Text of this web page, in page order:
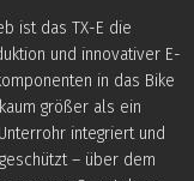
ist das TX-E die
und innovativer E-
in das Bike
größer als ein
integriert und
– über dem